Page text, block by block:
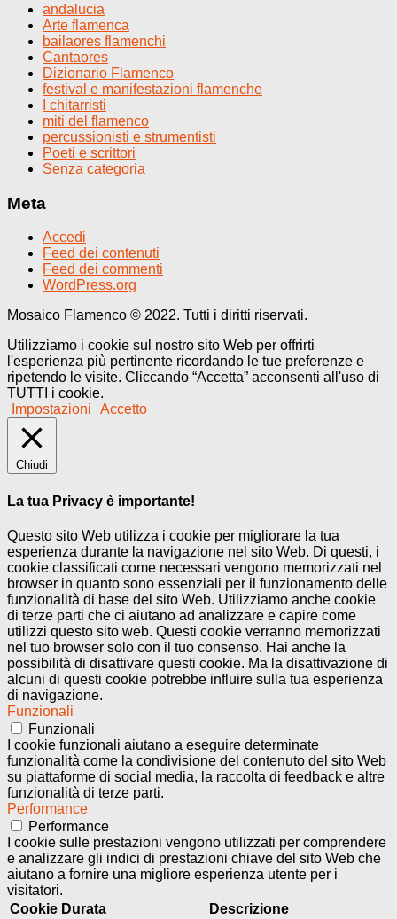
andalucia
Arte flamenca
bailaores flamenchi
Cantaores
Dizionario Flamenco
festival e manifestazioni flamenche
I chitarristi
miti del flamenco
percussionisti e strumentisti
Poeti e scrittori
Senza categoria
Meta
Accedi
Feed dei contenuti
Feed dei commenti
WordPress.org
Mosaico Flamenco © 2022. Tutti i diritti riservati.
Utilizziamo i cookie sul nostro sito Web per offrirti
l'esperienza più pertinente ricordando le tue preferenze e
ripetendo le visite. Cliccando “Accetta” acconsenti all'uso di
TUTTI i cookie.
Impostazioni
Accetto
Chiudi
La tua Privacy è importante!
Questo sito Web utilizza i cookie per migliorare la tua
esperienza durante la navigazione nel sito Web. Di questi, i
cookie classificati come necessari vengono memorizzati nel
browser in quanto sono essenziali per il funzionamento delle
funzionalità di base del sito Web. Utilizziamo anche cookie
di terze parti che ci aiutano ad analizzare e capire come
utilizzi questo sito web. Questi cookie verranno memorizzati
nel tuo browser solo con il tuo consenso. Hai anche la
possibilità di disattivare questi cookie. Ma la disattivazione di
alcuni di questi cookie potrebbe influire sulla tua esperienza
di navigazione.
Funzionali
Funzionali
I cookie funzionali aiutano a eseguire determinate
funzionalità come la condivisione del contenuto del sito Web
su piattaforme di social media, la raccolta di feedback e altre
funzionalità di terze parti.
Performance
Performance
I cookie sulle prestazioni vengono utilizzati per comprendere
e analizzare gli indici di prestazioni chiave del sito Web che
aiutano a fornire una migliore esperienza utente per i
visitatori.
Cookie Durata Descrizione